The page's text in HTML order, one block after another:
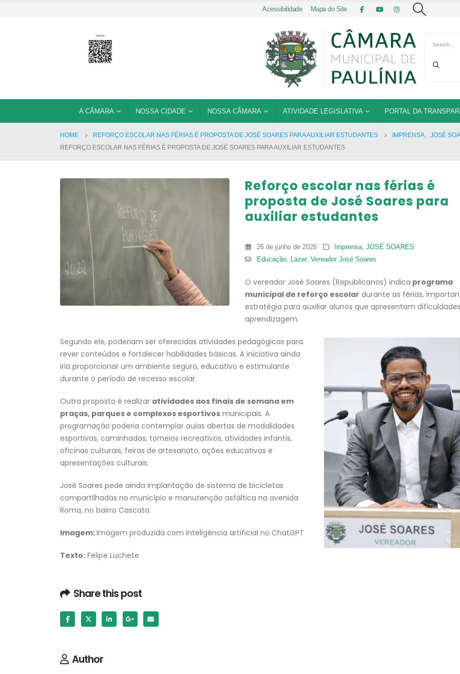
Acessibilidade| Mapa do Site
A CÂMARA NOSSA CIDADE NOSSA CÂMARA ATIVIDADE LEGISLATIVA PORTAL DA
HOME REFORÇO ESCOLAR NAS FÉRIAS É PROPOSTA DE JOSÉ SOARES PARA AUXILIAR ESTUDANTES IMPRENSA, JOSÉ
REFORÇO ESCOLAR NAS FÉRIAS É PROPOSTA DE JOSÉ SOARES PARA AUXILIAR ESTUDANTES
Reforço escolar nas férias é
proposta de José Soares para
auxiliar estudantes
26 de junho de 2026 Imprensa,JOSÉ SOARES
Educação, Lazer, Vereador José Soares
O vereador José Soares (Republicanos) indica programa
municipal de reforço escolar durante as férias,
estratégia para auxiliar alunos que apresentam
aprendizagem.
Segundo ele, poderiam ser oferecidas atividades pedagógicas para
rever conteúdos e fortalecer habilidades básicas. A iniciativa ainda
iria proporcionar um ambiente seguro, educativo e estimulante
durante o período de recesso escolar.
Outra proposta é realizar atividades aos finais de semana em
praças, parques e complexos esportivos municipais. A
programação poderia contemplar aulas abertas de modalidades
esportivas, caminhadas, torneios recreativos, atividades infantis,
oficinas culturais, feiras de artesanato, ações educativas e
apresentações culturais.
José Soares pede ainda implantação de sistema de bicicletas
compartilhadas no município e manutenção asfáltica na avenida
Roma, no bairro Cascata.
Imagem:Imagem produzida com inteligência artificial no ChatGPT
Texto: Felipe Luchete
Share this post
Author